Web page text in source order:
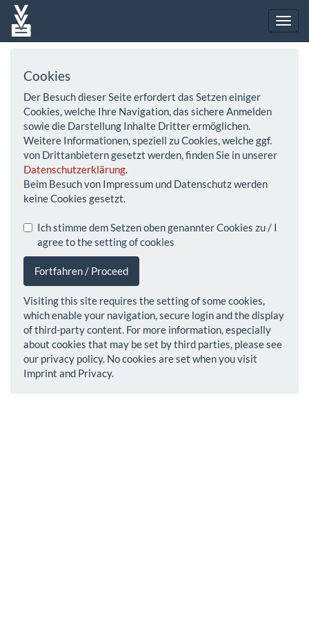
Cookies
Der Besuch dieser Seite erfordert das Setzen einiger
Cookies, welche Ihre Navigation, das sichere Anmelden
sowie die Darstellung Inhalte Dritter ermöglichen.
Weitere Informationen, speziell zu Cookies, welche ggf.
von Drittanbietern gesetzt werden, finden Sie in unserer
Datenschutzerklärung.
Beim Besuch von Impressum und Datenschutz werden
keine Cookies gesetzt.
Ich stimme dem Setzen oben genannter Cookies zu / I
agree to the setting of cookies
Fortfahren / Proceed
Visiting this site requires the setting of some cookies,
which enable your navigation, secure login and the display
of third-party content. For more information, especially
about cookies that may be set by third parties, please see
our privacy policy. No cookies are set when you visit
Imprint and Privacy.